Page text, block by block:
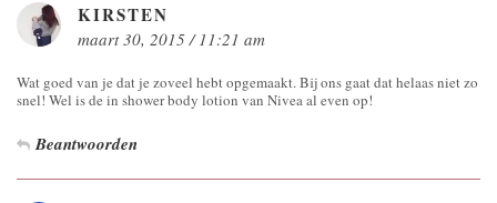
KIRSTEN
maart 30, 2015 / 11:21 am
Wat goed van je dat je zoveel hebt opgemaakt. Bij ons gaat dat helaas niet zo
snel! Wel is de in shower body lotion van Nivea al even op!
Beantwoorden